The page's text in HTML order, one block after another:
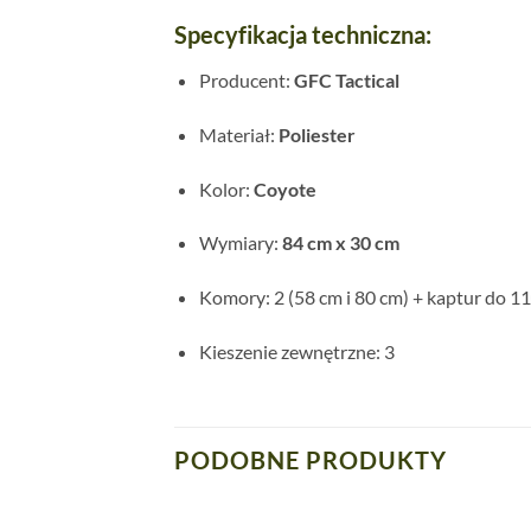
Specyfikacja techniczna:
Producent: GFC Tactical
Materiał: Poliester
Kolor: Coyote
Wymiary: 84 cm x 30 cm
Komory: 2 (58 cm i 80 cm) + kaptur do
Kieszenie zewnętrzne: 3
PODOBNE PRODUKTY